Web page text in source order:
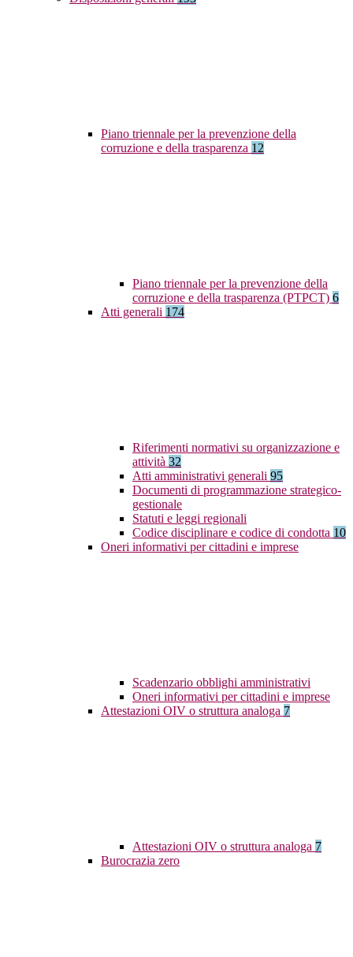
Piano triennale per la prevenzione della
corruzione e della trasparenza 12
Piano triennale per la prevenzione della
corruzione e della trasparenza (PTPCT) 6
Atti generali 174
Riferimenti normativi su organizzazione e
attività 32
Atti amministrativi generali 95
Documenti di programmazione strategico-
gestionale
Statuti e leggi regionali
Codice disciplinare e codice di condotta 10
Oneri informativi per cittadini e imprese
Scadenzario obblighi amministrativi
Oneri informativi per cittadini e imprese
Attestazioni OIV o struttura analoga 7
Attestazioni OIV o struttura analoga 7
Burocrazia zero